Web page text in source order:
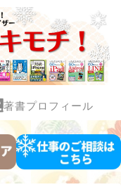
著書プロフィール